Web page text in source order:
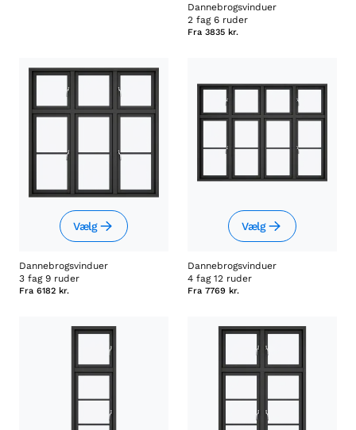
Dannebrogsvinduer
2 fag 6 ruder
Fra 3835 kr.
Vælg
Dannebrogsvinduer
3 fag 9 ruder
Fra 6182 kr.
Vælg
Dannebrogsvinduer
4 fag 12 ruder
Fra 7769 kr.